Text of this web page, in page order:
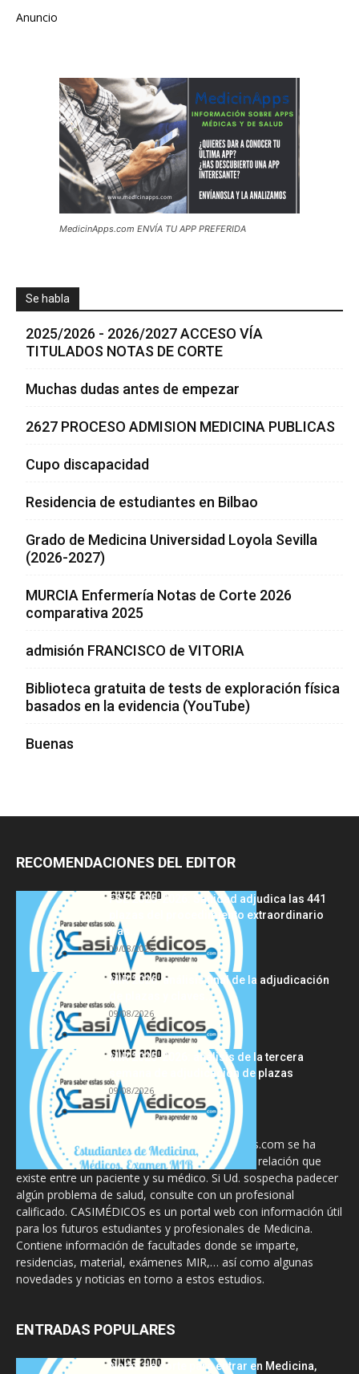
Anuncio
MedicinApps.com ENVÍA TU APP PREFERIDA
Se habla
2025/2026 - 2026/2027 ACCESO VÍA
TITULADOS NOTAS DE CORTE
Muchas dudas antes de empezar
2627 PROCESO ADMISION MEDICINA PUBLICAS
Cupo discapacidad
Residencia de estudiantes en Bilbao
Grado de Medicina Universidad Loyola Sevilla
(2026-2027)
MURCIA Enfermería Notas de Corte 2026
comparativa 2025
admisión FRANCISCO de VITORIA
Biblioteca gratuita de tests de exploración física
basados en la evidencia (YouTube)
Buenas
RECOMENDACIONES DEL EDITOR
FSE 2025-2026: Sanidad adjudica las 441
plazas del procedimiento extraordinario
tras...
09/08/2026
MIR 2026: análisis final de la adjudicación
de plazas y claves...
09/08/2026
MIR 2025-2026: análisis de la tercera
semana de adjudicación de plazas
09/08/2026
La información proporcionada en CasiMedicos.com se ha
diseñado para complementar, no substituir, la relación que
existe entre un paciente y su médico. Si Ud. sospecha padecer
algún problema de salud, consulte con un profesional
calificado. CASIMÉDICOS es un portal web con información útil
para los futuros estudiantes y profesionales de Medicina.
Contiene información de facultades donde se imparte,
residencias, material, exámenes MIR,… así como algunas
novedades y noticias en torno a estos estudios.
ENTRADAS POPULARES
Notas de corte para entrar en Medicina,